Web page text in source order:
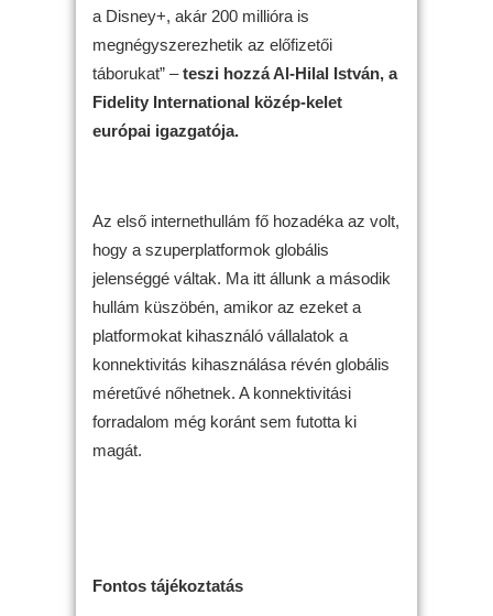
a Disney+, akár 200 millióra is
megnégyszerezhetik az előfizetői
táborukat” –teszi hozzá Al-Hilal István, a
Fidelity International közép-kelet
európai igazgatója.
Az első internethullám fő hozadéka az volt,
hogy a szuperplatformok globális
jelenséggé váltak. Ma itt állunk a második
hullám küszöbén, amikor az ezeket a
platformokat kihasználó vállalatok a
konnektivitás kihasználása révén globális
méretűvé nőhetnek. A konnektivitási
forradalom még koránt sem futotta ki
magát.
Fontos tájékoztatás